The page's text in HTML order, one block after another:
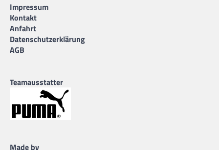
Impressum
Kontakt
Anfahrt
Datenschutzerklärung
AGB
Teamausstatter
Made by